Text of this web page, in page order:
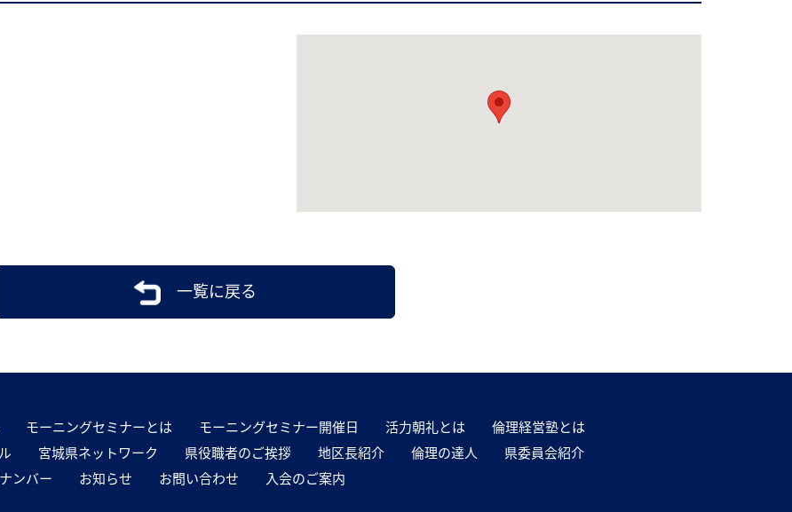
一覧に戻る
モーニングセミナーとは モーニングセミナー開催日 活力朝礼とは
倫理経営塾とは
宮城県ネットワーク 県役職者のご挨拶 地区長紹介 倫理の達人
県委員会紹介
ンバー
お知らせ お問い合わせ 入会のご案内